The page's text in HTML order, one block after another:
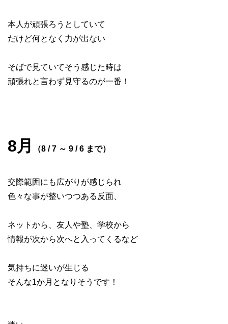
本人が頑張ろうとしていて
だけど何となく力が出ない
そばで見ていてそう感じた時は
頑張れと言わず見守るのが一番！
8月 （8 / 7 ～ 9 / 6 まで）
交際範囲にも広がりが感じられ
色々な事が整いつつある反面、
ネットから、友人や塾、学校から
情報が次から次へと入ってくるなど
気持ちに迷いが生じる
そんな1か月となりそうです！